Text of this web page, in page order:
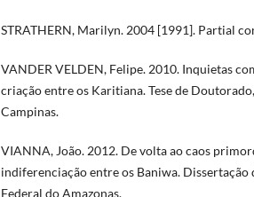
STRATHERN, Marilyn. 2004 [1991]. Partial
VANDER VELDEN, Felipe. 2010. Inquietas
criação entre os Karitiana. Tese de
Campinas.
VIANNA, João. 2012. De volta ao caos
indiferenciação entre os Baniwa. Dissertação
Federal do Amazonas.